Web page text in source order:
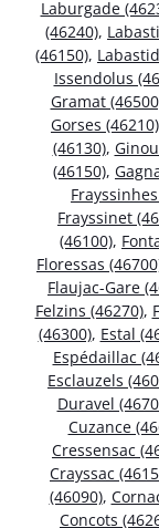
Laburgade
(46240),
(46150),
Issendolus
Gramat
Gorses (46210)
(46130),
(46150),
Frayssinet
(46100),
Floressas
Flaujac-Gare
Felzins (46270),
(46300), Estal
Espédaillac
Esclauzels
Duravel
Cuzance
Cressensac
Crayssac
(46090),
Concots